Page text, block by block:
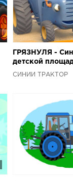
ГРЯЗНУЛЯ -
детской
3D
СИНИЙ ТРАКТОР